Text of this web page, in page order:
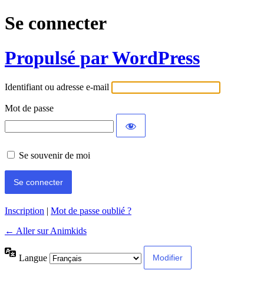
Se connecter
Propulsé par WordPress
Identifiant ou adresse e-mail
Mot de passe
Se souvenir de moi
Inscription | Mot de passe oublié ?
← Aller sur Animkids
Langue